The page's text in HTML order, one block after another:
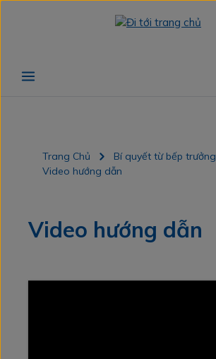
Chuyển đến nội dung chính
Trang Chủ
Bí quyết từ bếp trưởng
Video hướng dẫn
Video hướng dẫn